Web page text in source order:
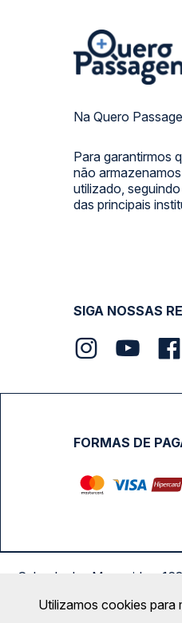
Na Quero
Para garantirmos
não
utilizado,
das principais
SIGA NOSSAS
FORMAS DE
Calçada das Margaridas,
Utilizamos cookies